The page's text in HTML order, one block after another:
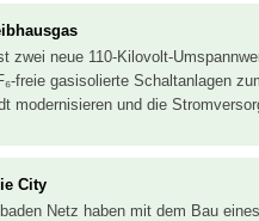
zwei neue 110-Kilovolt-
freie gasisolierte Schaltanlagen
modernisieren und die
City
Netz haben mit dem Bau